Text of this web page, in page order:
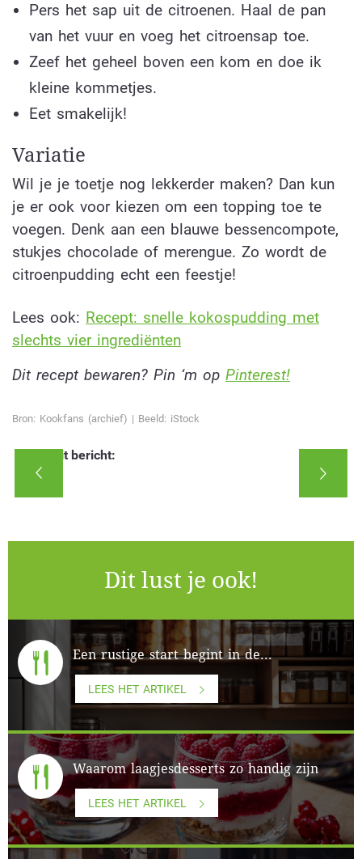
Pers het sap uit de citroenen. Haal de pan
van het vuur en voeg het citroensap toe.
Zeef het geheel boven een kom en doe ik
kleine kommetjes.
Eet smakelijk!
Variatie
Wil je je toetje nog lekkerder maken? Dan kun
je er ook voor kiezen om een topping toe te
voegen. Denk aan een blauwe bessencompote,
stukjes chocolade of merengue. Zo wordt de
citroenpudding echt een feestje!
Lees ook: Recept: snelle kokospudding met
slechts vier ingrediënten
Dit recept bewaren? Pin ‘m op Pinterest!
Bron: Kookfans (archief) | Beeld: iStock
Deel dit bericht:
Dit lust je ook!
Een rustige start begint in de...
LEES HET ARTIKEL
Waarom laagjesdesserts zo handig zijn
LEES HET ARTIKEL